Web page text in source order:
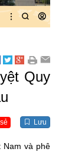
thế, bãi bỏ
Quy
Lưu
Nam và phê